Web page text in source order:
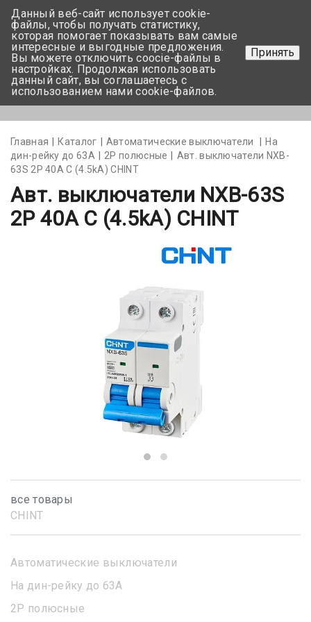
+375 17-350-99-56
+375 44-752-82-08
Задать вопрос
Главная Каталог Автоматические выключатели
На
дин-рейку до 63А
2Р полюсные
Авт. выключатели NXB-
63S 2P 40A С (4.5kA) CHINT
Авт. выключатели NXB-63S
2P 40A С (4.5kA) CHINT
все товары
CHINT
Автоматические выключатели
На дин-рейку до 63А
2Р полюсные
Данный веб-сайт использует cookie-
файлы, чтобы получать статистику,
которая помогает показывать вам самые
интересные и выгодные предложения.
Вы можете отключить coocie-файлы в
настройках. Продолжая использовать
данный сайт, вы соглашаетесь с
использованием нами cookie-файлов.
Принять